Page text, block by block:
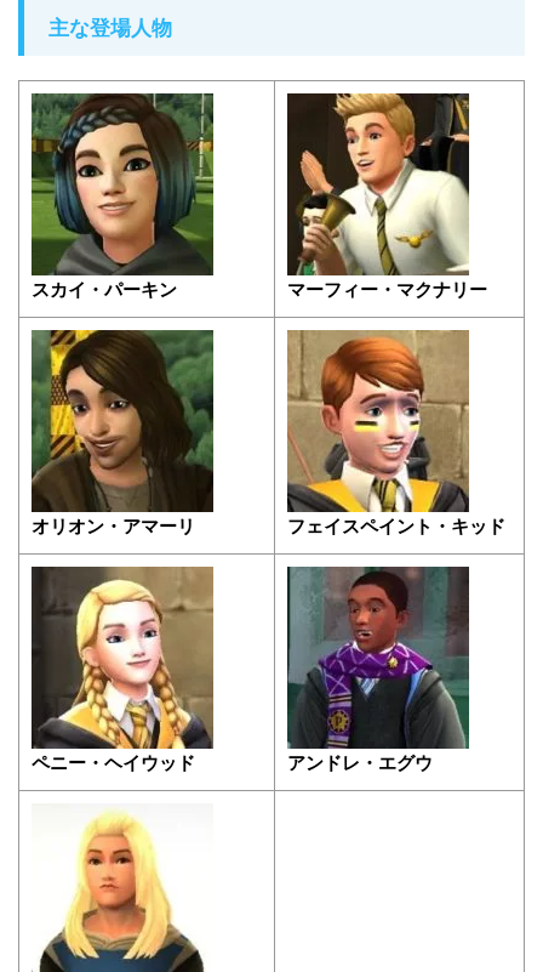
主な登場人物
スカイ・パーキン マーフィー・マクナリー
オリオン・アマーリ フェイスペイント・キッド
ペニー・ヘイウッド アンドレ・エグウ